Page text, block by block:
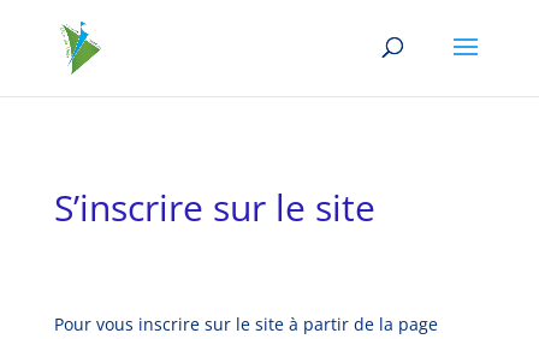
S’inscrire sur le site
Pour vous inscrire sur le site à partir de la page